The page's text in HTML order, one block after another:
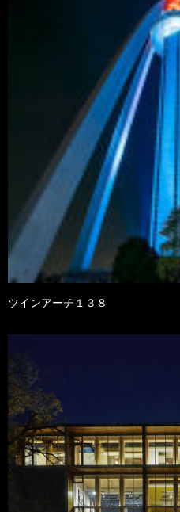
ツインアーチ１３８